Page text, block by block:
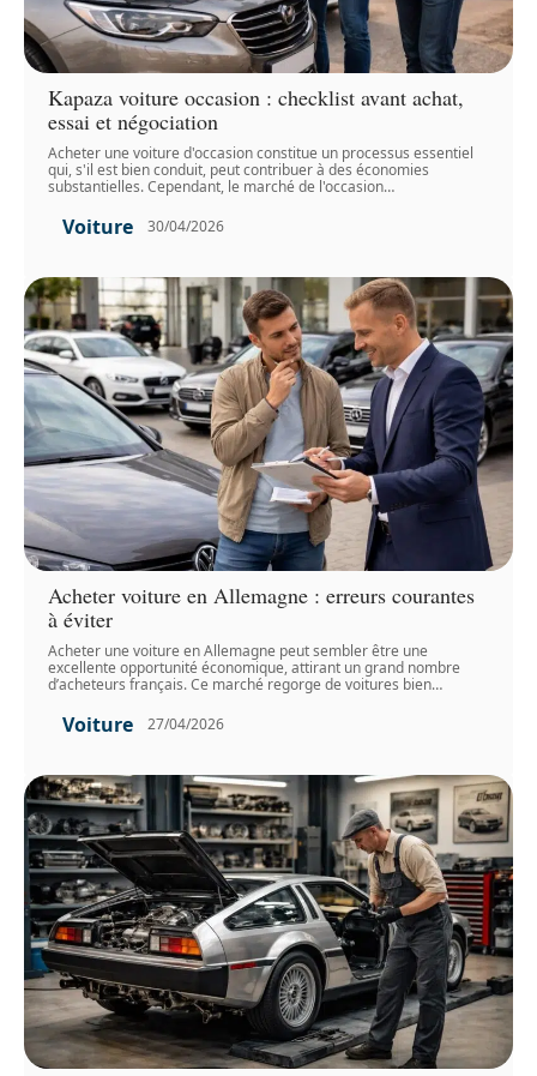
Kapaza voiture occasion : checklist avant achat,
essai et négociation
Acheter une voiture d'occasion constitue un processus essentiel
qui, s'il est bien conduit, peut contribuer à des économies
substantielles. Cependant, le marché de l'occasion…
Voiture 30/04/2026
Acheter voiture en Allemagne : erreurs courantes
à éviter
Acheter une voiture en Allemagne peut sembler être une
excellente opportunité économique, attirant un grand nombre
d’acheteurs français. Ce marché regorge de voitures bien…
Voiture 27/04/2026